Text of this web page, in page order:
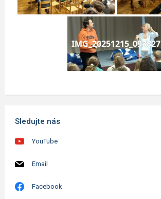
IMG_20251215_093827
Sledujte nás
YouTube
Email
Facebook